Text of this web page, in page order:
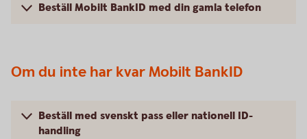
Beställ Mobilt BankID med din gamla telefon
Om du inte har kvar Mobilt BankID
Beställ med svenskt pass eller nationell ID-
handling